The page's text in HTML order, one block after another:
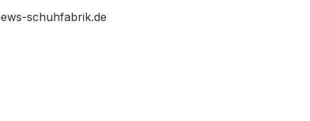
schuhfabrik.de